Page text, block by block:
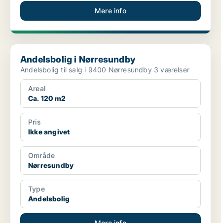
Mere info
Andelsbolig i Nørresundby
Andelsbolig i Nørresundby
Andelsbolig til salg i 9400 Nørresundby 3 værelser
Areal
Ca. 120 m2
Pris
Ikke angivet
Område
Nørresundby
Type
Andelsbolig